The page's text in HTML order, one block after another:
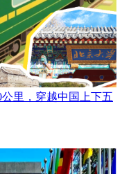
里，穿越中国上下五